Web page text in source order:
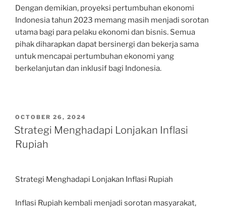
Dengan demikian, proyeksi pertumbuhan ekonomi
Indonesia tahun 2023 memang masih menjadi sorotan
utama bagi para pelaku ekonomi dan bisnis. Semua
pihak diharapkan dapat bersinergi dan bekerja sama
untuk mencapai pertumbuhan ekonomi yang
berkelanjutan dan inklusif bagi Indonesia.
POSTED
ON
OCTOBER 26, 2024
Strategi Menghadapi Lonjakan Inflasi
Rupiah
Strategi Menghadapi Lonjakan Inflasi Rupiah
Inflasi Rupiah kembali menjadi sorotan masyarakat,